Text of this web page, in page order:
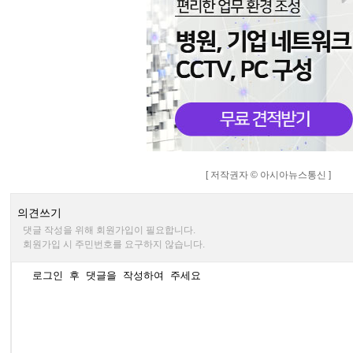
[ 저작권자 © 아시아뉴스통신 ]
의견쓰기
댓글 작성을 위해 회원가입이 필요합니다.
회원가입 시 주민번호를 요구하지 않습니다.